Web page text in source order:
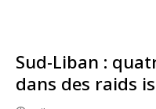
Sud-Liban :
dans des raids